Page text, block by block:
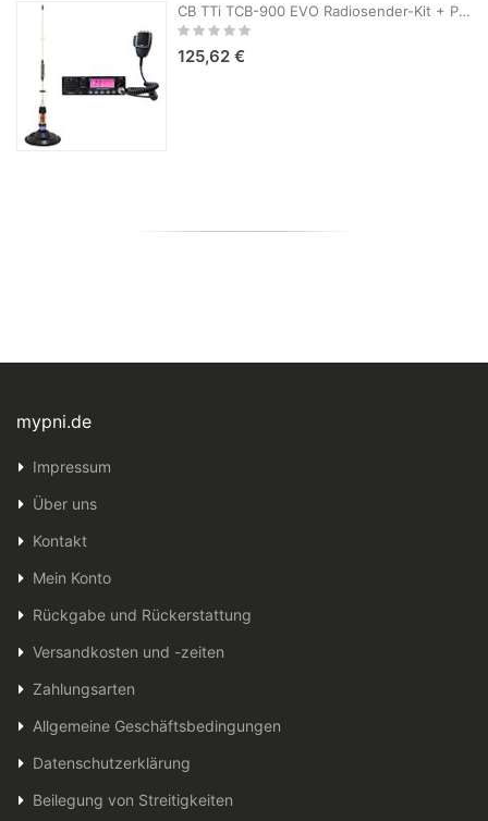
CB TTi TCB-900 EVO Radiosender-Kit + PNI ML70 CB-Antenne, Länge 70 cm
Rating:
125,62 €
mypni.de
Impressum
Über uns
Kontakt
Mein Konto
Rückgabe und Rückerstattung
Versandkosten und -zeiten
Zahlungsarten
Allgemeine Geschäftsbedingungen
Datenschutzerklärung
Beilegung von Streitigkeiten